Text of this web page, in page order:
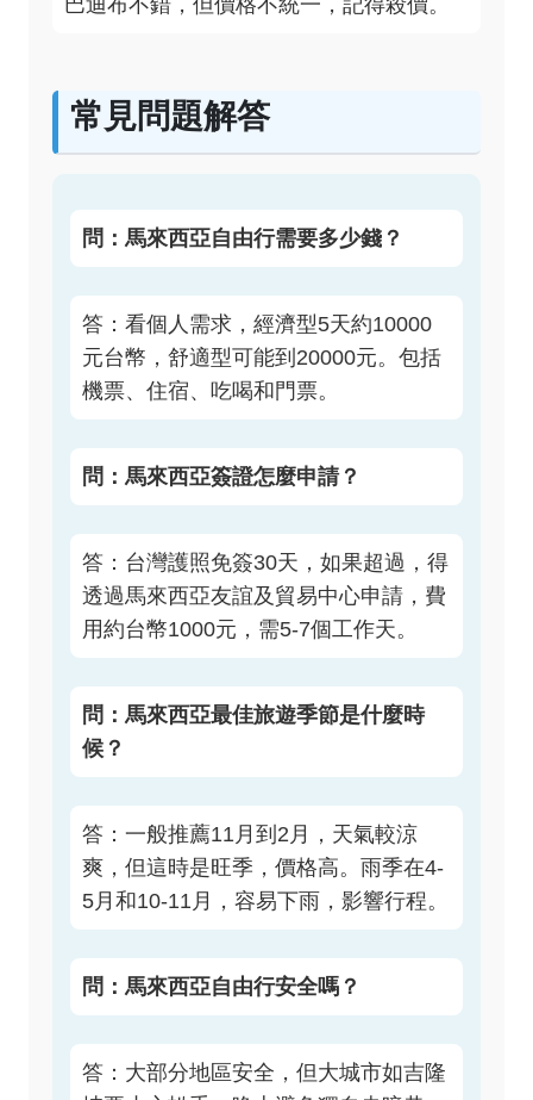
巴迪布不錯，但價格不統一，記得殺價。
常見問題解答
問：馬來西亞自由行需要多少錢？
答：看個人需求，經濟型5天約10000
元台幣，舒適型可能到20000元。包括
機票、住宿、吃喝和門票。
問：馬來西亞簽證怎麼申請？
答：台灣護照免簽30天，如果超過，得
透過馬來西亞友誼及貿易中心申請，費
用約台幣1000元，需5-7個工作天。
問：馬來西亞最佳旅遊季節是什麼時
候？
答：一般推薦11月到2月，天氣較涼
爽，但這時是旺季，價格高。雨季在4-
5月和10-11月，容易下雨，影響行程。
問：馬來西亞自由行安全嗎？
答：大部分地區安全，但大城市如吉隆